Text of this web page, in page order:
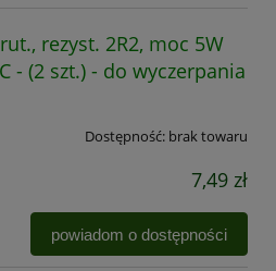
rezyst. 2R2, moc 5W
- (2 szt.) - do wyczerpania
Dostępność: brak towaru
7,49 zł
powiadom o dostępności